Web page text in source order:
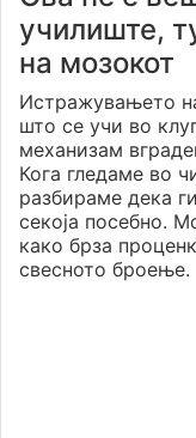
училиште,
на мозокот
Истражувањето
што се учи во
механизам
Кога гледаме во
разбираме дека
секоја посебно.
како брза
свесното броење.